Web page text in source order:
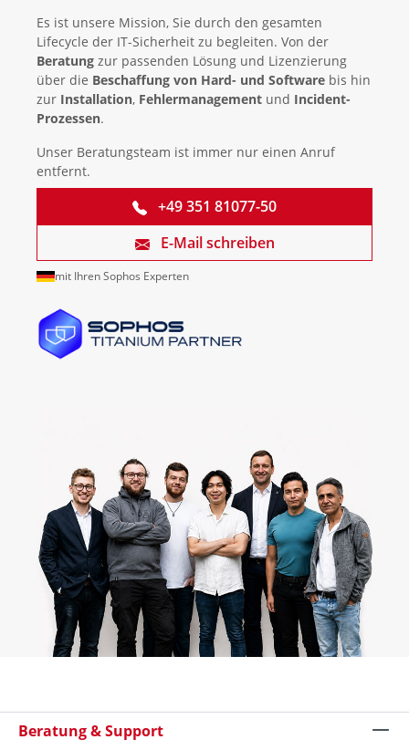
Es ist unsere Mission, Sie durch den gesamten
Lifecycle der IT-Sicherheit zu begleiten. Von der
Beratung zur passenden Lösung und Lizenzierung
über die Beschaffung von Hard- und Software bis hin
zur Installation, Fehlermanagement und Incident-
Prozessen.
Unser Beratungsteam ist immer nur einen Anruf
entfernt.
+49 351 81077-50
E-Mail schreiben
mit Ihren Sophos Experten
Beratung & Support